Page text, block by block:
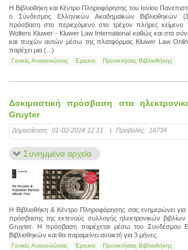
Η Βιβλιοθήκη και Κέντρο Πληροφόρησης του Ιονίου
ο Σύνδεσμος Ελληνικών Ακαδημαϊκών Βιβλιοθηκών
πρόσβαση στο περιεχόμενο στο τρέχον πλήρες κείμενο
Wolters Kluwer - Kluwer Law International καθώς και στο
και τευχών αυτών μέσω της πλατφόρμας Kluwer Law
παρέχει μια (...)
Γενικές Ανακοινώσεις Έρευνα Προσκτήσεις Βιβλιοθήκης
Δοκιμαστική πρόσβαση στα
Gruyter
Δημοσίευση: 01-02-2024 12:11 | Προβολές: 16734
Συνημμένα αρχεία
Η Βιβλιοθήκη & Κέντρο Πληροφόρησης σας ενημερώνει για
πρόσβασης της εκτενούς συλλογής ηλεκτρονικών βιβλίων
Gruyter. Η πρόσβαση παρέχεται μέσω του Συνδέσμου
Βιβλιοθηκών και θα παραμείνει ανοικτή για 3 μήνες.
Γενικές Ανακοινώσεις Έρευνα Προσκτήσεις Βιβλιοθήκης